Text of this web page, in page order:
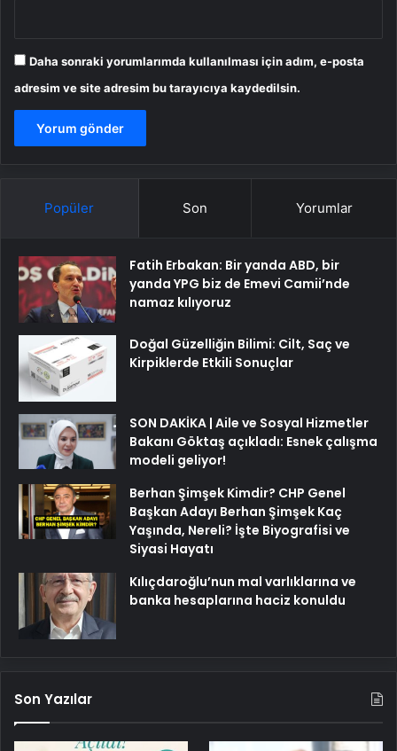
Daha sonraki yorumlarımda kullanılması için adım, e-posta
adresim ve site adresim bu tarayıcıya kaydedilsin.
Popüler Son Yorumlar
Fatih Erbakan: Bir yanda ABD, bir
yanda YPG biz de Emevi Camii’nde
namaz kılıyoruz
Doğal Güzelliğin Bilimi: Cilt, Saç ve
Kirpiklerde Etkili Sonuçlar
SON DAKİKA | Aile ve Sosyal Hizmetler
Bakanı Göktaş açıkladı: Esnek çalışma
modeli geliyor!
Berhan Şimşek Kimdir? CHP Genel
Başkan Adayı Berhan Şimşek Kaç
Yaşında, Nereli? İşte Biyografisi ve
Siyasi Hayatı
Kılıçdaroğlu’nun mal varlıklarına ve
banka hesaplarına haciz konuldu
Son Yazılar